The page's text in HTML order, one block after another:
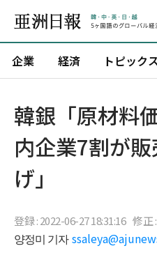
企業 経済 トピック
韓銀「原材料
内企業7割が
げ」
登録 : 2022-06-27 18:31:16 修正
양정미 기자